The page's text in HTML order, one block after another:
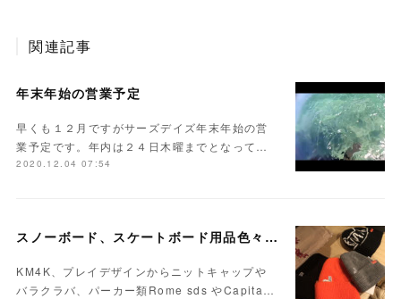
関連記事
年末年始の営業予定
早くも１２月ですがサーズデイズ年末年始の営
業予定です。年内は２４日木曜までとなって…
2020.12.04 07:54
スノーボード、スケートボード用品色々入荷しています！
KM4K、プレイデザインからニットキャップや
バラクラバ、パーカー類Rome sds やCapita…